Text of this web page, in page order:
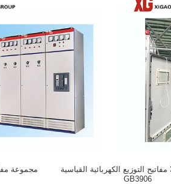
33kv 40.5KV مفاتيح التوزيع الكهربائية القياسية
GB3906